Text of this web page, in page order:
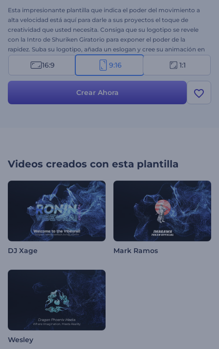
Esta impresionante plantilla que indica el poder del movimiento a
alta velocidad está aquí para darle a sus proyectos el toque de
creatividad que usted necesita. Consiga que su logotipo se revele
con la Intro de Shuriken Giratorio para exponer el poder de la
rapidez. Suba su logotipo, añada un eslogan y cree su animación en
pocos minutos. Utilice esta intro como introducción para su
empresa o presentación corporativa, promociones, proyectos de
16:9 9:16 1:1
Crear Ahora
Videos creados con esta plantilla
DJ Xage Mark Ramos
Wesley